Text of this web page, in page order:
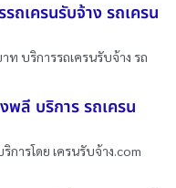
ถเครนรับจ้าง รถเครน
ท บริการรถเครนรับจ้าง รถ
พลี บริการ รถเครน
ารโดย เครนรับจ้าง.com